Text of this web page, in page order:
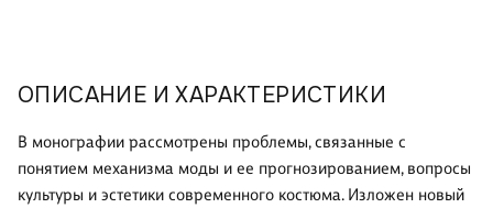
ОПИСАНИЕ И ХАРАКТЕРИСТИКИ
В монографии рассмотрены проблемы, связанные с
понятием механизма моды и ее прогнозированием, вопросы
культуры и эстетики современного костюма. Изложен новый